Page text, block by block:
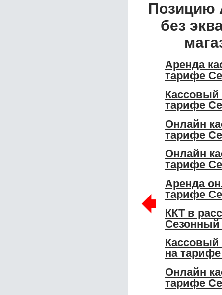
Позицию
без
Аренда
тарифе
Кассовый
тарифе
Онлайн
тарифе
Онлайн
тарифе
Аренда
тарифе
ККТ в
Кассовый
на
Онлайн
тарифе
🠸